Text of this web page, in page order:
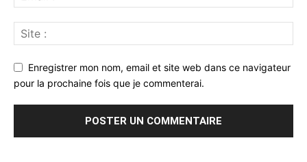
Enregistrer mon nom, email et site web dans ce navigateur
pour la prochaine fois que je commenterai.